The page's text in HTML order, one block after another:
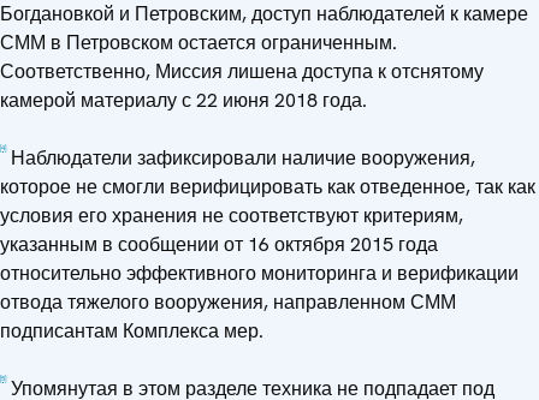
Богдановкой и Петровским, доступ наблюдателей к камере
СММ в Петровском остается ограниченным.
Соответственно, Миссия лишена доступа к отснятому
камерой материалу с 22 июня 2018 года.
[4]Наблюдатели зафиксировали наличие вооружения,
которое не смогли верифицировать как отведенное, так как
условия его хранения не соответствуют критериям,
указанным в сообщении от 16 октября 2015 года
относительно эффективного мониторинга и верификации
отвода тяжелого вооружения, направленном СММ
подписантам Комплекса мер.
[5]Упомянутая в этом разделе техника не подпадает под